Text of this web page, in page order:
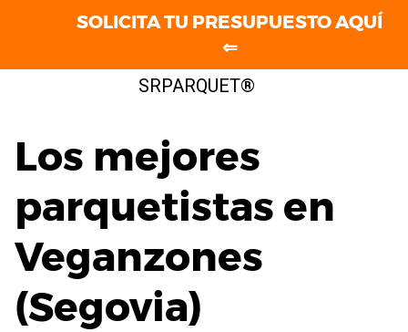
SRPARQUET®
Los mejores
parquetistas en
Veganzones
(Segovia)
SOLICITA TU PRESUPUESTO AQUÍ
⇐